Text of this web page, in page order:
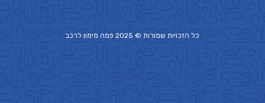
כל הזכויות שמורות © 2025 פמה מימון לרכב